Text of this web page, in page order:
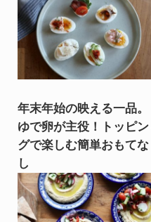
年末年始の映える一品。
ゆで卵が主役！トッピン
グで楽しむ簡単おもてな
し